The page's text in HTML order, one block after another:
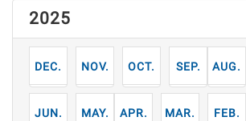
2025
12月 11月 10月 9月 8月
6月 5月 4月 3月 2月